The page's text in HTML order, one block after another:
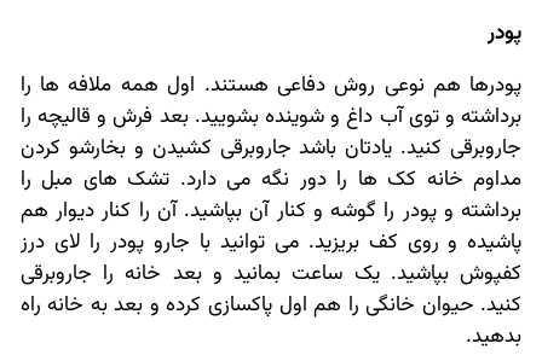
پودر
پودرها هم نوعی روش دفاعی هستند. اول همه ملافه ها را
برداشته و توی آب داغ و شوینده بشویید. بعد فرش و قالیچه را
جاروبرقی کنید. یادتان باشد جاروبرقی کشیدن و بخارشو کردن
مداوم خانه کک ها را دور نگه می دارد. تشک های مبل را
برداشته و پودر را گوشه و کنار آن بپاشید. آن را کنار دیوار هم
پاشیده و روی کف بریزید. می توانید با جارو پودر را لای درز
کفپوش بپاشید. یک ساعت بمانید و بعد خانه را جاروبرقی
کنید. حیوان خانگی را هم اول پاکسازی کرده و بعد به خانه راه
بدهید.